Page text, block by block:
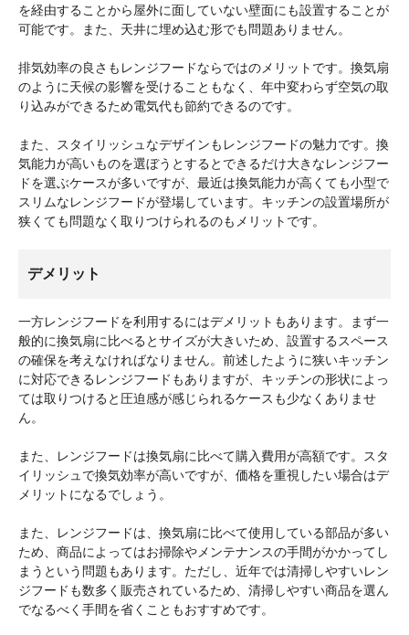
を経由することから屋外に面していない壁面にも設置することが
可能です。また、天井に埋め込む形でも問題ありません。
排気効率の良さもレンジフードならではのメリットです。換気扇
のように天候の影響を受けることもなく、年中変わらず空気の取
り込みができるため電気代も節約できるのです。
また、スタイリッシュなデザインもレンジフードの魅力です。換
気能力が高いものを選ぼうとするとできるだけ大きなレンジフー
ドを選ぶケースが多いですが、最近は換気能力が高くても小型で
スリムなレンジフードが登場しています。キッチンの設置場所が
狭くても問題なく取りつけられるのもメリットです。
デメリット
一方レンジフードを利用するにはデメリットもあります。まず一
般的に換気扇に比べるとサイズが大きいため、設置するスペース
の確保を考えなければなりません。前述したように狭いキッチン
に対応できるレンジフードもありますが、キッチンの形状によっ
ては取りつけると圧迫感が感じられるケースも少なくありませ
ん。
また、レンジフードは換気扇に比べて購入費用が高額です。スタ
イリッシュで換気効率が高いですが、価格を重視したい場合はデ
メリットになるでしょう。
また、レンジフードは、換気扇に比べて使用している部品が多い
ため、商品によってはお掃除やメンテナンスの手間がかかってし
まうという問題もあります。ただし、近年では清掃しやすいレン
ジフードも数多く販売されているため、清掃しやすい商品を選ん
でなるべく手間を省くこともおすすめです。